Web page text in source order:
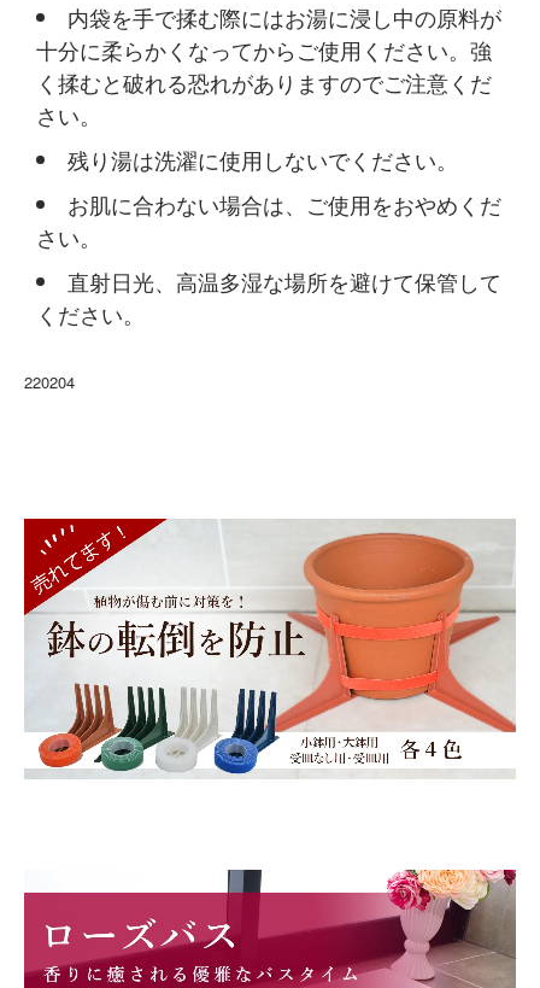
内袋を手で揉む際にはお湯に浸し中の原料が
十分に柔らかくなってからご使用ください。強
く揉むと破れる恐れがありますのでご注意くだ
さい。
残り湯は洗濯に使用しないでください。
お肌に合わない場合は、ご使用をおやめくだ
さい。
直射日光、高温多湿な場所を避けて保管して
ください。
220204